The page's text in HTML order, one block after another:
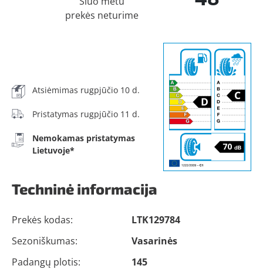
prekės neturime
Atsiėmimas rugpjūčio 10 d.
Pristatymas rugpjūčio 11 d.
Nemokamas pristatymas
Lietuvoje*
Techninė informacija
Prekės kodas:
LTK129784
Sezoniškumas:
Vasarinės
Padangų plotis:
145